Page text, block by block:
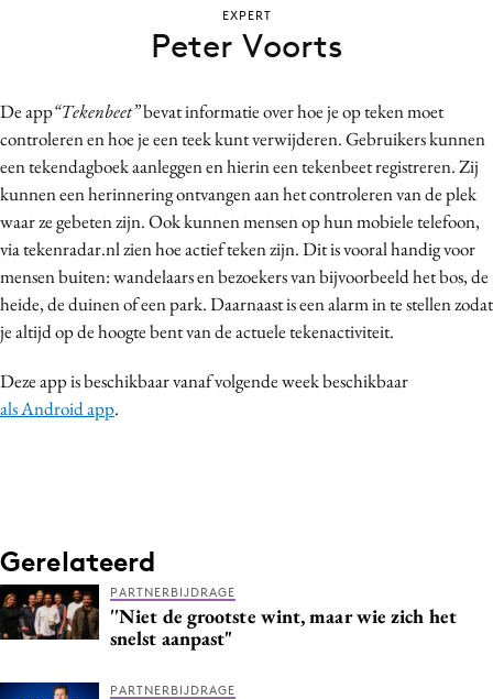
Contentmarketing
Craft
Customer Experience
Data & Insights
Design
Digital transformation
Diversiteit
Gedragsverandering
Influencer marketing
Merkstrategie
PR
Programmatic
Purpose Marketing
Reputatie & crisis
De app“Tekenbeet”bevat informatie over hoe je op teken moet
controleren en hoe je een teek kunt verwijderen. Gebruikers kunnen
een tekendagboek aanleggen en hierin een tekenbeet registreren. Zij
kunnen een herinnering ontvangen aan het controleren van de plek
waar ze gebeten zijn. Ook kunnen mensen op hun mobiele telefoon,
via tekenradar.nl zien hoe actief teken zijn. Dit is vooral handig voor
mensen buiten: wandelaars en bezoekers van bijvoorbeeld het bos, de
heide, de duinen of een park. Daarnaast is een alarm in te stellen zodat
je altijd op de hoogte bent van de actuele tekenactiviteit.
Deze app is beschikbaar vanaf volgende weekbeschikbaar
als Android app.
Gerelateerd
PARTNERBIJDRAGE
''Niet de grootste wint, maar wie zich het
snelst aanpast"
PARTNERBIJDRAGE
EXPERT
Peter Voorts